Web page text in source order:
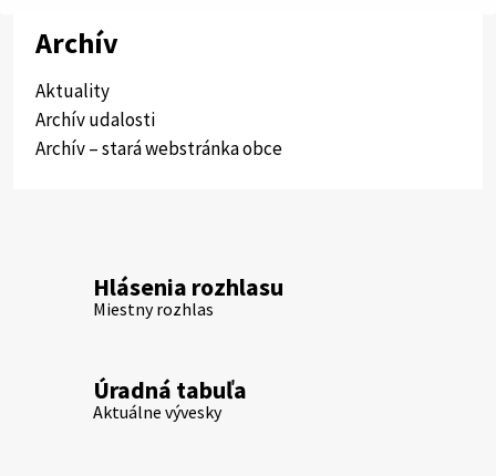
Archív
Aktuality
Archív udalosti
Archív – stará webstránka obce
Hlásenia rozhlasu
Miestny rozhlas
Úradná tabuľa
Aktuálne vývesky